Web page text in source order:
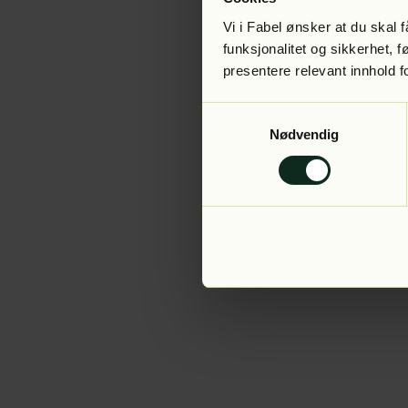
Vi i Fabel ønsker at du skal
funksjonalitet og sikkerhet,
presentere relevant innhold
Nødvendig
Application